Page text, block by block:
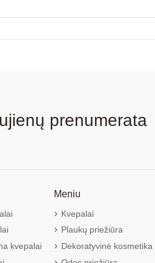
prenumerata
kvepalai
Meniu
Kvepalai
Plaukų priežiūra
Dekoratyvinė kosmetika